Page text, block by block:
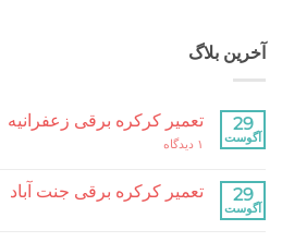
آخرین بلاگ
29
آگوست
تعمیر کرکره برقی زعفرانیه
۱ دیدگاه
برای
برقی
زعفرانیه
29
آگوست
تعمیر کرکره برقی جنت آباد